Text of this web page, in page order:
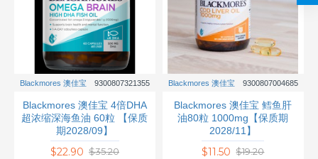
Blackmores 澳佳宝 9300807321355
Blackmores 澳佳宝 4倍DHA
超浓缩深海鱼油 60粒 【保质
期2028/09】
$22.90 $35.20
Blackmores 澳佳宝 9300807004685
Blackmores 澳佳宝 鳕鱼肝
油80粒 1000mg【保质期
2028/11】
$11.50 $19.20